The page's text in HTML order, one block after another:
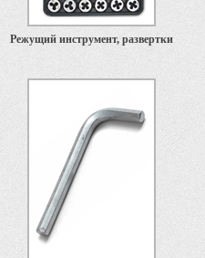
Режущий инструмент, развертки